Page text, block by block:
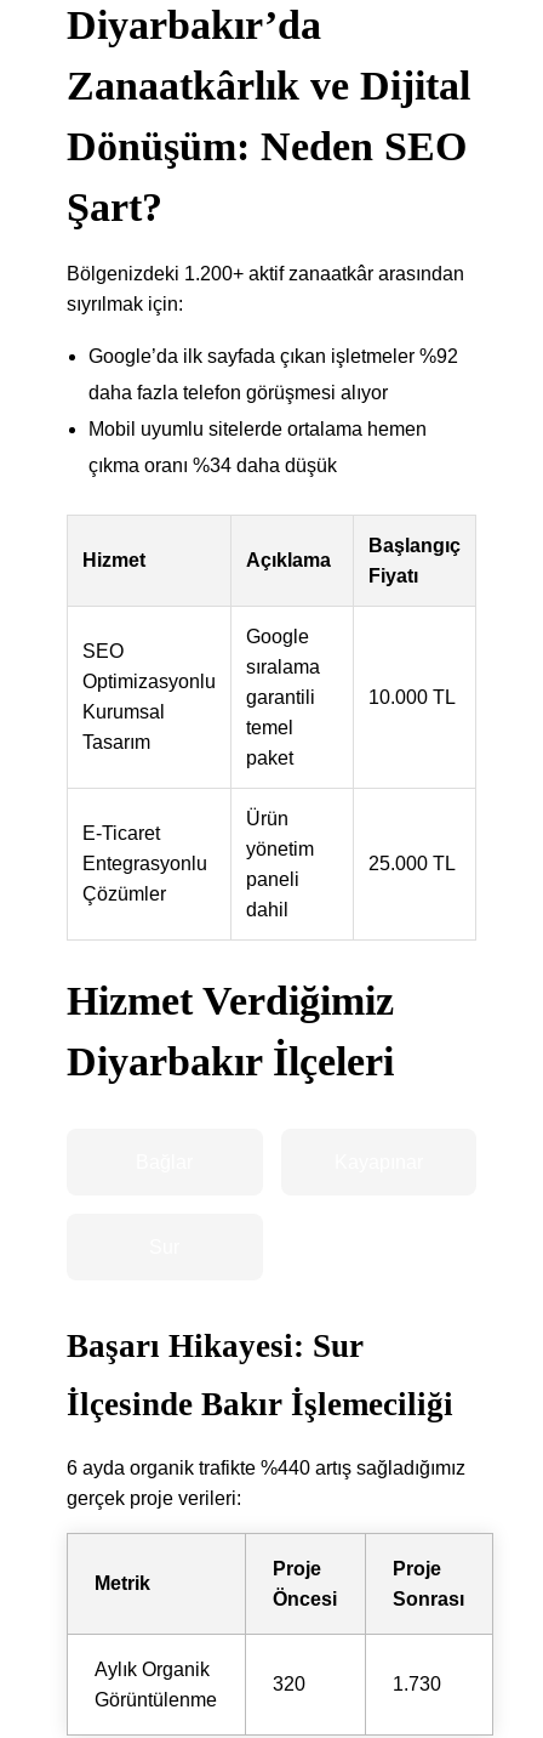
Diyarbakır’da
Zanaatkârlık ve Dijital
Dönüşüm: Neden SEO
Şart?
Bölgenizdeki 1.200+ aktif zanaatkâr arasından
sıyrılmak için:
Google’da ilk sayfada çıkan işletmeler %92
daha fazla telefon görüşmesi alıyor
Mobil uyumlu sitelerde ortalama hemen
çıkma oranı %34 daha düşük
Hizmet Açıklama
Başlangıç
Fiyatı
SEO
Optimizasyonlu
Kurumsal
Tasarım
Google
sıralama
garantili
temel
paket
10.000 TL
E-Ticaret
Entegrasyonlu
Çözümler
Ürün
yönetim
paneli
dahil
25.000 TL
Hizmet Verdiğimiz
Diyarbakır İlçeleri
Başarı Hikayesi: Sur
İlçesinde Bakır İşlemeciliği
6 ayda organik trafikte %440 artış sağladığımız
gerçek proje verileri:
Metrik
Proje
Öncesi
Proje
Sonrası
Aylık Organik
Görüntülenme
320 1.730